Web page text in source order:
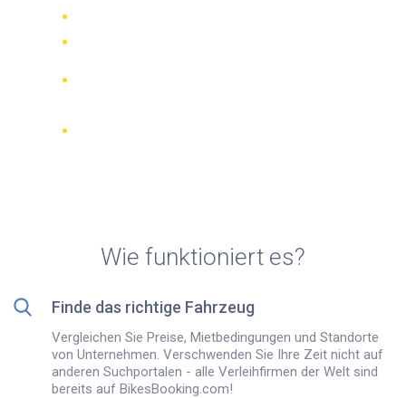
Wie funktioniert es?
Finde das richtige Fahrzeug
Vergleichen Sie Preise, Mietbedingungen und Standorte
von Unternehmen. Verschwenden Sie Ihre Zeit nicht auf
anderen Suchportalen - alle Verleihfirmen der Welt sind
bereits auf BikesBooking.com!